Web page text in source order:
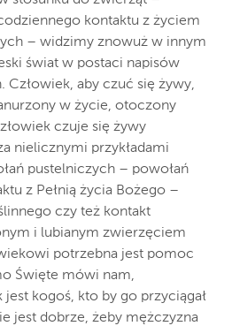
kontaktu z życiem
– widzimy znowuż w innym
świat w postaci napisów
Człowiek, aby czuć się żywy,
w życie, otoczony
czuje się żywy
nielicznymi przykładami
pustelniczych – powołań
z Pełnią życia Bożego –
czy też kontakt
i lubianym zwierzęciem
potrzebna jest pomoc
Święte mówi nam,
kogoś, kto by go przyciągał
jest dobrze, żeby mężczyzna